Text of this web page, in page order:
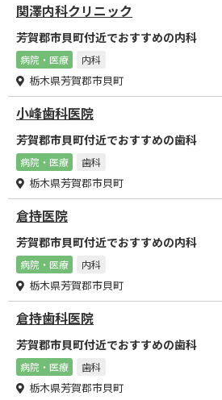
関澤内科クリニック
芳賀郡市貝町付近でおすすめの内科
病院・医療 内科
栃木県芳賀郡市貝町
小峰歯科医院
芳賀郡市貝町付近でおすすめの歯科
病院・医療 歯科
栃木県芳賀郡市貝町
倉持医院
芳賀郡市貝町付近でおすすめの内科
病院・医療 内科
栃木県芳賀郡市貝町
倉持歯科医院
芳賀郡市貝町付近でおすすめの歯科
病院・医療 歯科
栃木県芳賀郡市貝町